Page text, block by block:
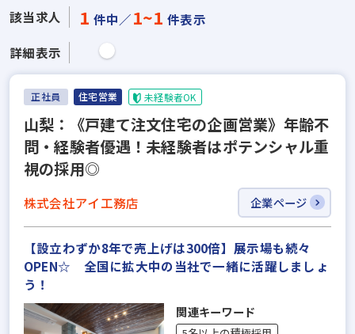
該当求人 1 件中／1~1 件表示
詳細表示
正社員 住宅営業 未経験者OK
山梨：《戸建て注文住宅の企画営業》年齢不
問・経験者優遇！未経験者はポテンシャル重
視の採用◎
株式会社アイ工務店 企業ページ
【設立わずか8年で売上げは300倍】展示場も続々
OPEN☆ 全国に拡大中の当社で一緒に活躍しましょ
う！
関連キーワード